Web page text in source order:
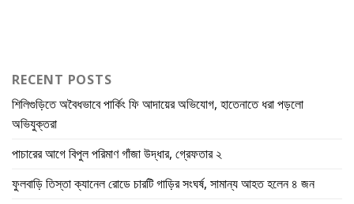
RECENT POSTS
শিলিগুড়িতে অবৈধভাবে পার্কিং ফি আদায়ের অভিযোগ, হাতেনাতে ধরা পড়লো
অভিযুক্তরা
পাচারের আগে বিপুল পরিমাণ গাঁজা উদ্ধার, গ্রেফতার ২
ফুলবাড়ি তিস্তা ক্যানেল রোডে চারটি গাড়ির সংঘর্ষ, সামান্য আহত হলেন ৪ জন